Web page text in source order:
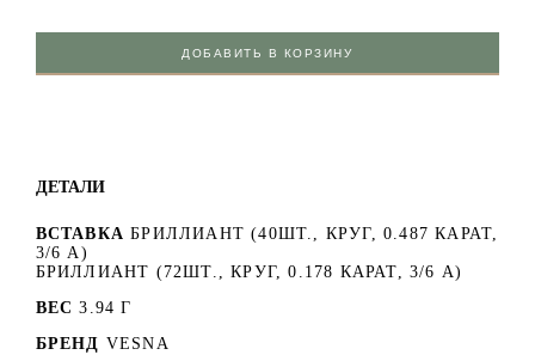
ДОБАВИТЬ В КОРЗИНУ
ДЕТАЛИ
ВСТАВКА БРИЛЛИАНТ (40ШТ., КРУГ, 0.487 КАРАТ,
3/6 А)
БРИЛЛИАНТ (72ШТ., КРУГ, 0.178 КАРАТ, 3/6 А)
ВЕС 3.94 Г
БРЕНД VESNA